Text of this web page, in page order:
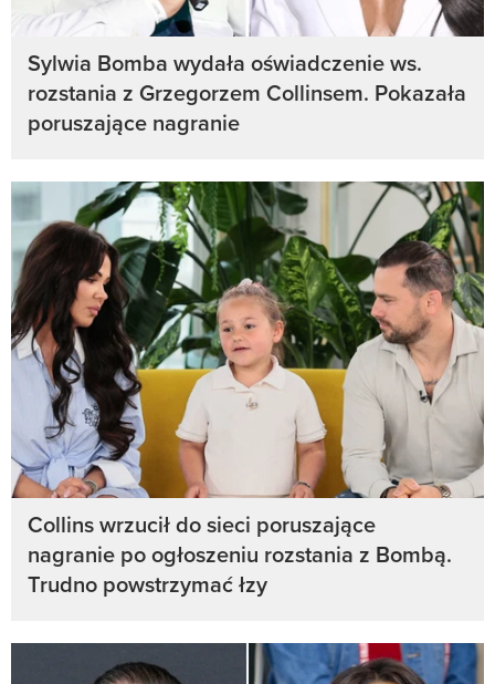
Sylwia Bomba wydała oświadczenie ws.
rozstania z Grzegorzem Collinsem. Pokazała
poruszające nagranie
Collins wrzucił do sieci poruszające
nagranie po ogłoszeniu rozstania z Bombą.
Trudno powstrzymać łzy